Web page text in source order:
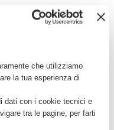
che utilizziamo
la tua esperienza di
dati con i cookie tecnici e
tra le pagine, per farti